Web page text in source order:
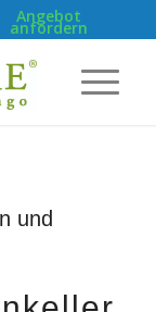
Angebot
anfordern
und